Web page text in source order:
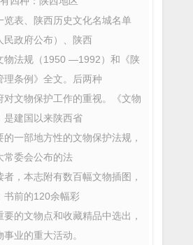
览表、陕西历史文化名城名单
民政府公布）、陕西
物法规（1950 —1992）和《陕
理条例》全文。后两种
对文物保护工作的重视。《文物
是建国以来陕西省
一部地方性的文物保护法规，
常委会公布的法
，本志附有数百幅文物插图，
书前的120余幅彩
的文物点和收藏精品中选出，
业的重大活动。